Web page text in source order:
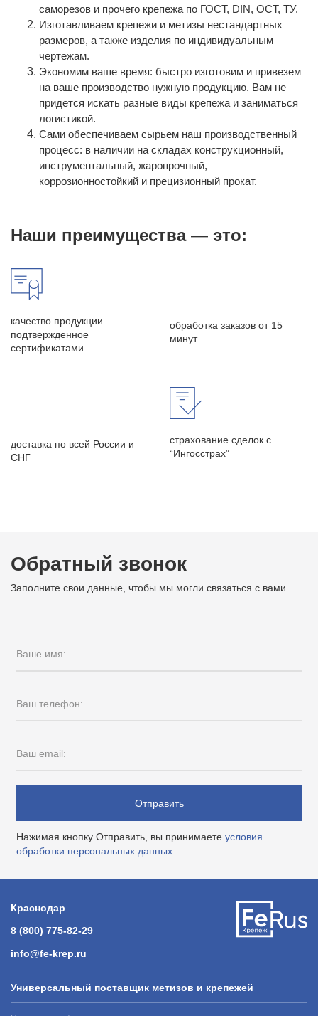
саморезов и прочего крепежа по ГОСТ, DIN, ОСТ, ТУ.
Изготавливаем крепежи и метизы нестандартных
размеров, а также изделия по индивидуальным
чертежам.
Экономим ваше время: быстро изготовим и привезем
на ваше производство нужную продукцию. Вам не
придется искать разные виды крепежа и заниматься
логистикой.
Сами обеспечиваем сырьем наш производственный
процесс: в наличии на складах конструкционный,
инструментальный, жаропрочный,
коррозионностойкий и прецизионный прокат.
Наши преимущества — это:
качество продукции
подтвержденное
сертификатами
обработка заказов от 15
минут
доставка по всей России и
СНГ
страхование сделок с
“Ингосстрах”
Обратный звонок
Заполните свои данные, чтобы мы могли связаться с вами
Ваше имя:
Ваш телефон:
Ваш email:
Отправить
Нажимая кнопку Отправить, вы принимаете условия
обработки персональных данных
Краснодар
8 (800) 775-82-29
info@fe-krep.ru
Универсальный поставщик метизов и крепежей